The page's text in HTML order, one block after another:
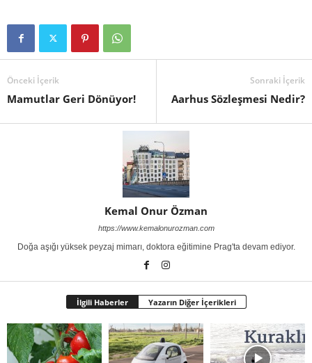
Önceki İçerik
Mamutlar Geri Dönüyor!
Sonraki İçerik
Aarhus Sözleşmesi Nedir?
Kemal Onur Özman
https://www.kemalonurozman.com
Doğa aşığı yüksek peyzaj mimarı, doktora eğitimine Prag'ta devam ediyor.
İlgili Haberler Yazarın Diğer İçerikleri